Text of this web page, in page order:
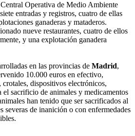
Operativa de Medio Ambiente
entradas y registros, cuatro de ellas
ganaderas y mataderos.
nueve restaurantes, cuatro de ellos
y una explotación ganadera
en las provincias de Madrid,
10.000 euros en efectivo,
dispositivos electrónicos,
sacrificio de animales y medicamentos
han tenido que ser sacrificados al
severas de inanición o con enfermedades